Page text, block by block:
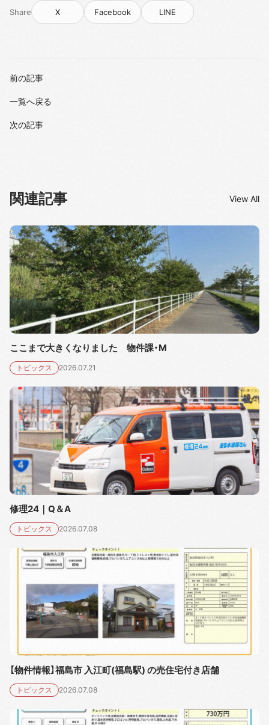
Share X Facebook LINE
前の記事
一覧へ戻る
次の記事
関連記事 View All
ここまで大きくなりました 物件課・M
トピックス 2026.07.21
修理24｜Q＆A
トピックス 2026.07.08
【物件情報】福島市 入江町(福島駅) の売住宅付き店舗
トピックス 2026.07.08